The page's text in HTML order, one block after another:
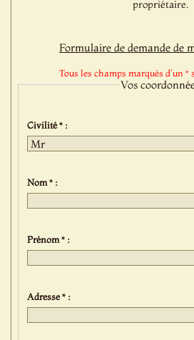
propriétaire.
Formulaire de demande de
Tous les champs marqués d'un *
Vos
Civilité * :
Nom * :
Prénom * :
Adresse * :